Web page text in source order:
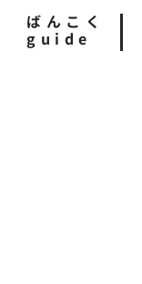
ばんこく
guide